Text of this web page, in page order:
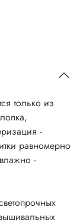
только из
-
равномерно
-